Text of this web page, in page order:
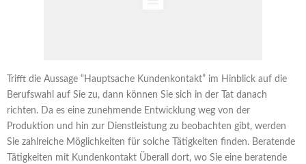
Trifft die Aussage “Hauptsache Kundenkontakt” im Hinblick auf die
Berufswahl auf Sie zu, dann können Sie sich in der Tat danach
richten. Da es eine zunehmende Entwicklung weg von der
Produktion und hin zur Dienstleistung zu beobachten gibt, werden
Sie zahlreiche Möglichkeiten für solche Tätigkeiten finden. Beratende
Tätigkeiten mit Kundenkontakt Überall dort, wo Sie eine beratende